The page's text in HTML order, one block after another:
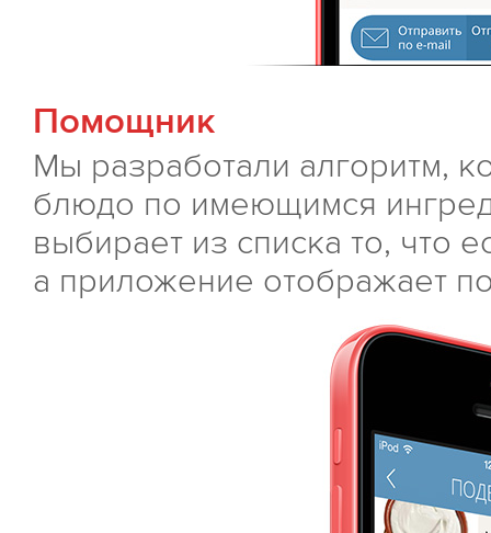
Помощник
Мы разработали алгоритм,
блюдо по имеющимся
выбирает из списка то, что
а приложение отображает